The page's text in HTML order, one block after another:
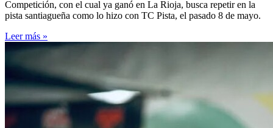
Competición, con el cual ya ganó en La Rioja, busca repetir en la
pista santiagueña como lo hizo con TC Pista, el pasado 8 de mayo.
Leer más »